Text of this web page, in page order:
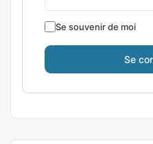
Se souvenir de moi